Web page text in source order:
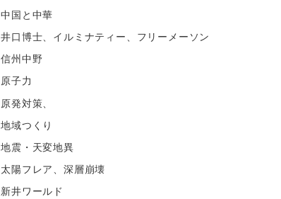
中国と中華
井口博士、イルミナティー、フリーメーソン
信州中野
原子力
原発対策、
地域つくり
地震・天変地異
太陽フレア、深層崩壊
新井ワールド